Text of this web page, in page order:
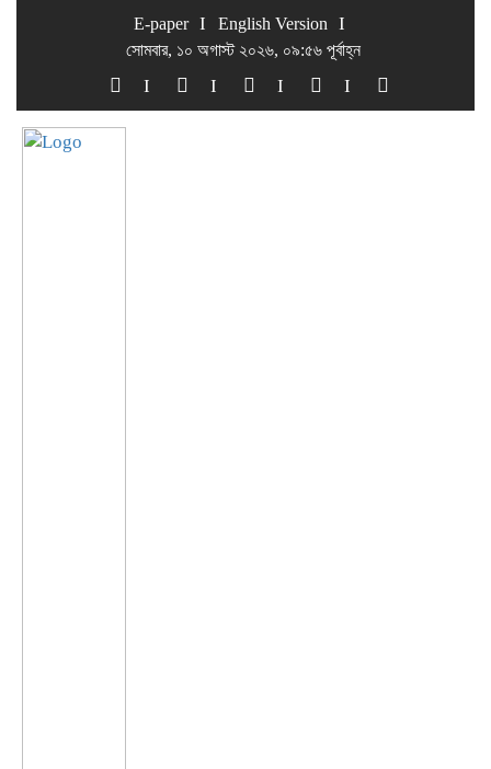
E-paper
English Version
সোমবার, ১০ অগাস্ট ২০২৬, ০৯:৫৬ পূর্বাহ্ন